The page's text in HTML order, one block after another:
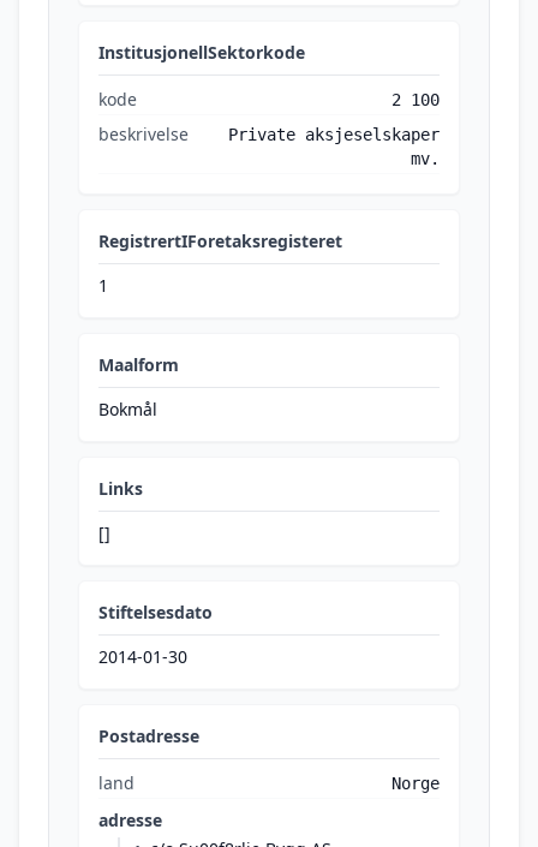
InstitusjonellSektorkode
kode 2 100
beskrivelse
Private aksjeselskaper
mv.
RegistrertIForetaksregisteret
1
Maalform
Bokmål
Links
[]
Stiftelsesdato
2014-01-30
Postadresse
land Norge
adresse